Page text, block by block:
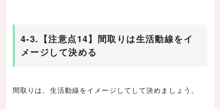
4-3.【注意点14】間取りは生活動線をイ
メージして決める
間取りは、生活動線をイメージしてして決めましょう。